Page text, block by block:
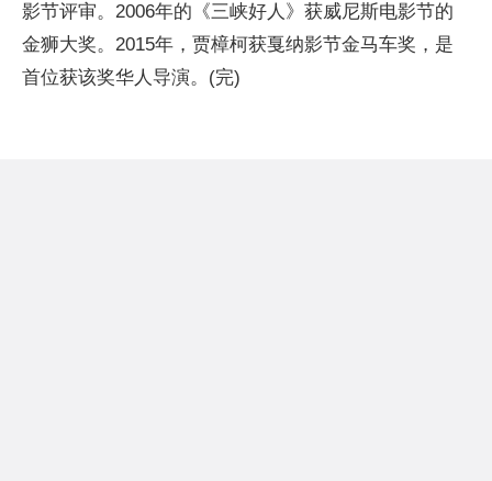
影节评审。2006年的《三峡好人》获威尼斯电影节的
金狮大奖。2015年，贾樟柯获戛纳影节金马车奖，是
首位获该奖华人导演。(完)